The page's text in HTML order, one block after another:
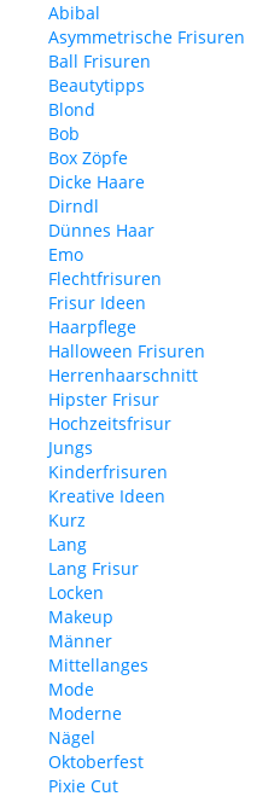
Abibal
Asymmetrische Frisuren
Ball Frisuren
Beautytipps
Blond
Bob
Box Zöpfe
Dicke Haare
Dirndl
Dünnes Haar
Emo
Flechtfrisuren
Frisur Ideen
Haarpflege
Halloween Frisuren
Herrenhaarschnitt
Hipster Frisur
Hochzeitsfrisur
Jungs
Kinderfrisuren
Kreative Ideen
Kurz
Lang
Lang Frisur
Locken
Makeup
Männer
Mittellanges
Mode
Moderne
Nägel
Oktoberfest
Pixie Cut